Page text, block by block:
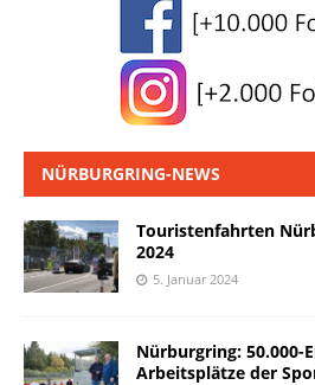
NÜRBURGRING-NEWS
Touristenfahrten
2024
5. Januar 2024
Nürburgring:
Arbeitsplätze der